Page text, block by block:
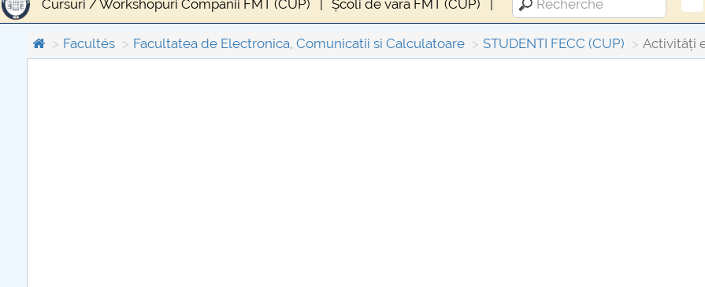
Cursuri / Workshopuri Companii FMT (CUP) Școli de vară FMT (CUP)
Facultés Facultatea de Electronica, Comunicatii si Calculatoare STUDENTI FECC (CUP) Activități